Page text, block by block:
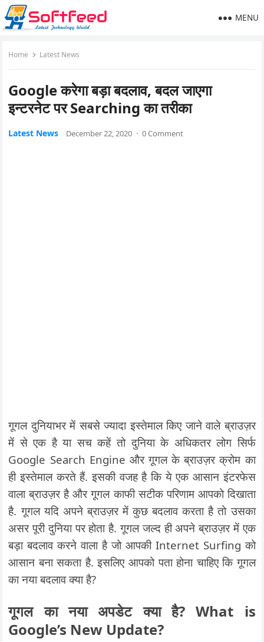
MENU
Home Latest News
Google करेगा बड़ा बदलाव, बदल जाएगा
इन्टरनेट पर Searching का तरीका
Latest News December 22, 2020 · 0 Comment
गूगल दुनियाभर में सबसे ज्यादा इस्तेमाल किए जाने वाले ब्राउज़र
में से एक है या सच कहें तो दुनिया के अधिकतर लोग सिर्फ
Google Search Engine और गूगल के ब्राउज़र क्रोम का
ही इस्तेमाल करते हैं. इसकी वजह है कि ये एक आसान इंटरफेस
वाला ब्राउज़र है और गूगल काफी सटीक परिणाम आपको दिखाता
है. गूगल यदि अपने ब्राउज़र में कुछ बदलाव करता है तो उसका
असर पूरी दुनिया पर होता है. गूगल जल्द ही अपने ब्राउज़र में एक
बड़ा बदलाव करने वाला है जो आपकी Internet Surfing को
आसान बना सकता है. इसलिए आपको पता होना चाहिए कि गूगल
का नया बदलाव क्या है?
गूगल का नया अपडेट क्या है? What is
Google’s New Update?